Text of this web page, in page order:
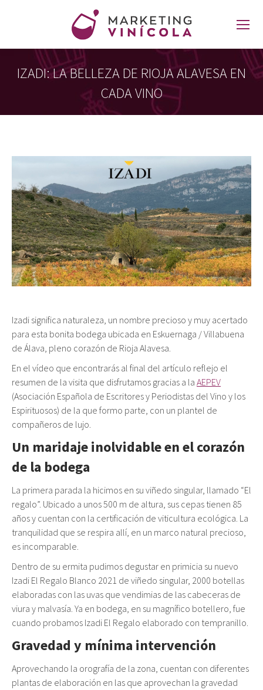
IZADI: LA BELLEZA DE RIOJA ALAVESA EN
CADA VINO
Estás aquí:
Izadi significa naturaleza, un nombre precioso y muy acertado
para esta bonita bodega ubicada en Eskuernaga / Villabuena
de Álava, pleno corazón de Rioja Alavesa.
En el vídeo que encontrarás al final del artículo reflejo el
resumen de la visita que disfrutamos gracias a la AEPEV
(Asociación Española de Escritores y Periodistas del Vino y los
Espirituosos) de la que formo parte, con un plantel de
compañeros de lujo.
Un maridaje inolvidable en el corazón
de la bodega
La primera parada la hicimos en su viñedo singular, llamado “El
regalo”. Ubicado a unos 500 m de altura, sus cepas tienen 85
años y cuentan con la certificación de viticultura ecológica. La
tranquilidad que se respira allí, en un marco natural precioso,
es incomparable.
Dentro de su ermita pudimos degustar en primicia su nuevo
Izadi El Regalo Blanco 2021 de viñedo singular, 2000 botellas
elaboradas con las uvas que vendimias de las cabeceras de
viura y malvasía. Ya en bodega, en su magnífico botellero, fue
cuando probamos Izadi El Regalo elaborado con tempranillo.
Gravedad y mínima intervención
Aprovechando la orografía de la zona, cuentan con diferentes
plantas de elaboración en las que aprovechan la gravedad